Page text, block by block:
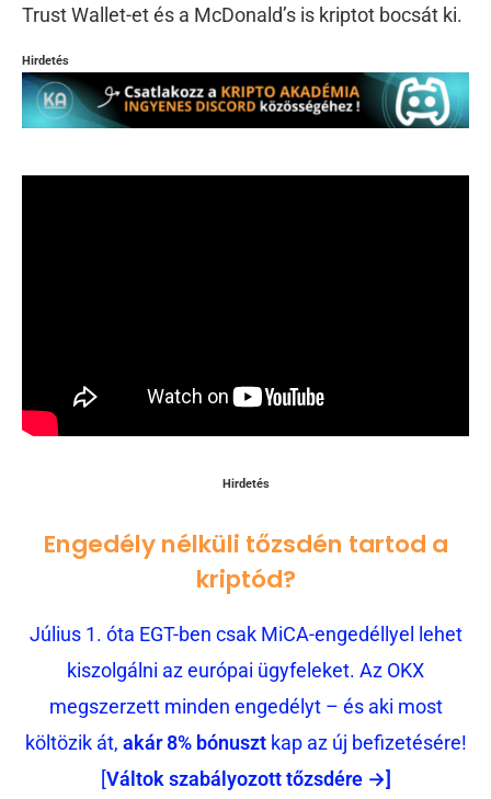
Trust Wallet-et és a McDonald’s is kriptot bocsát ki.
Hirdetés
Hirdetés
Engedély nélküli tőzsdén tartod a
kriptód?
Július 1. óta EGT-ben csak MiCA-engedéllyel lehet
kiszolgálni az európai ügyfeleket. Az OKX
megszerzett minden engedélyt – és aki most
költözik át, akár 8% bónusztkap az új befizetésére!
[Váltok szabályozott tőzsdére →]